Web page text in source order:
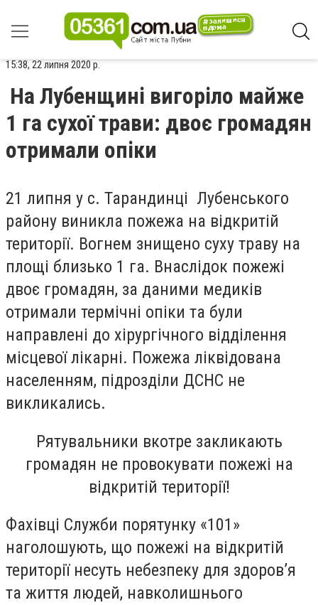
15:38, 22 липня 2020 р.
На Лубенщині вигоріло майже
1 га сухої трави: двоє громадян
отримали опіки
21 липня у с. Тарандинці Лубенського
району виникла пожежа на відкритій
території. Вогнем знищено суху траву на
площі близько 1 га. Внаслідок пожежі
двоє громадян, за даними медиків
отримали термічні опіки та були
направлені до хірургічного відділення
місцевої лікарні. Пожежа ліквідована
населенням, підрозділи ДСНС не
викликались.
Рятувальники вкотре закликають
громадян не провокувати пожежі на
відкритій території!
Фахівці Служби порятунку «101»
наголошують, що пожежі на відкритій
території несуть небезпеку для здоров’я
та життя людей, навколишнього